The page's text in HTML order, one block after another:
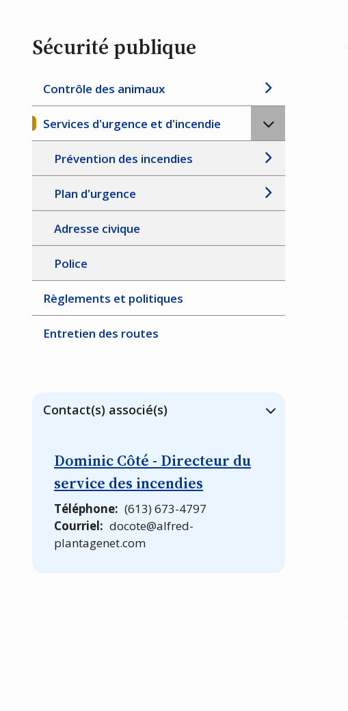
Sécurité publique
Contrôle des animaux
Services d'urgence et d'incendie
Prévention des incendies
Plan d'urgence
Adresse civique
Police
Règlements et politiques
Entretien des routes
Contact(s) associé(s)
Dominic Côté - Directeur du
service des incendies
Téléphone
(613) 673-4797
Courriel
docote@alfred-
plantagenet.com